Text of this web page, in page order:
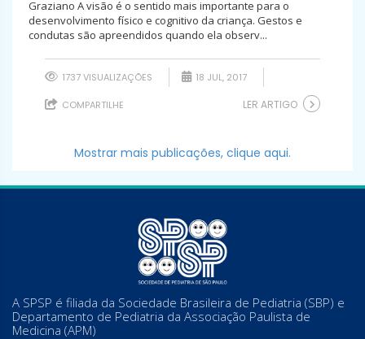
Graziano A visão é o sentido mais importante para o
desenvolvimento físico e cognitivo da criança. Gestos e
condutas são apreendidos quando ela observ...
1737 VISUALIZAÇÕES 18 JUL, 2017
COMPARTILHE LER ARTIGO
Mostrar mais publicações, clique aqui.
A SPSP é filiada da Sociedade Brasileira de Pediatria (SBP) e
Departamento de Pediatria da Associação Paulista de
Medicina (APM)